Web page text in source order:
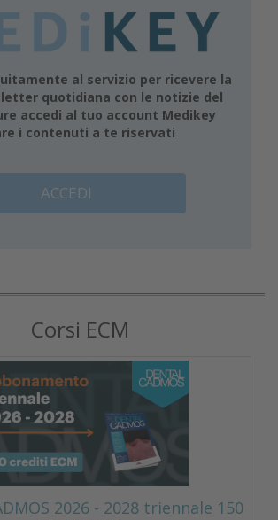
al servizio per ricevere la
quotidiana con le notizie del
accedi al tuo account Medikey
i contenuti a te riservati
ACCEDI
Corsi ECM
2026 - 2028 triennale 150